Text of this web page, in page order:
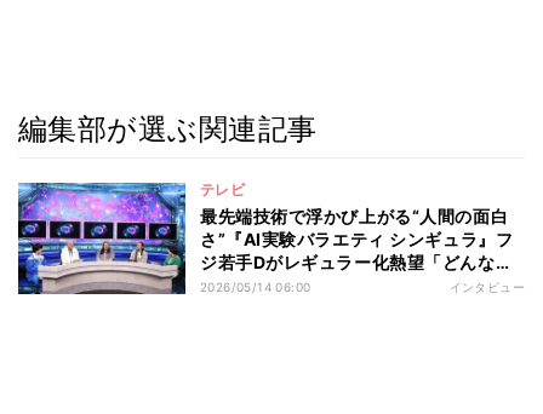
編集部が選ぶ関連記事
テレビ
最先端技術で浮かび上がる“人間の面白
さ”『AI実験バラエティ シンギュラ』フ
ジ若手Dがレギュラー化熱望「どんな企
画でも新しく魅せられる」
2026/05/14 06:00 インタビュー